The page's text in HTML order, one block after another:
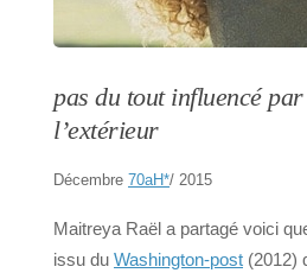
pas du tout influencé
l’extérieur
Décembre 70aH*/ 2015
Maitreya Raël a partagé voici
issu du Washington-post (2012)